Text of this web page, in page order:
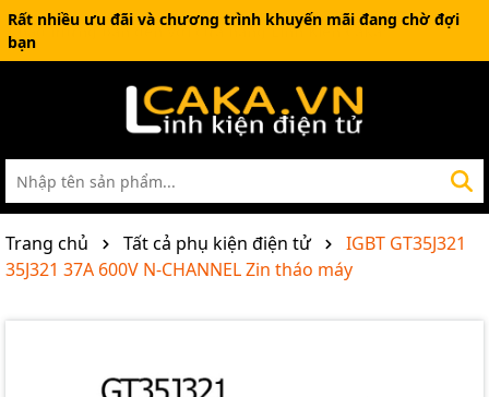
Rất nhiều ưu đãi và chương trình khuyến mãi đang chờ đợi
bạn
Trang chủ Tất cả phụ kiện điện tử
IGBT GT35J321
35J321 37A 600V N-CHANNEL Zin tháo máy